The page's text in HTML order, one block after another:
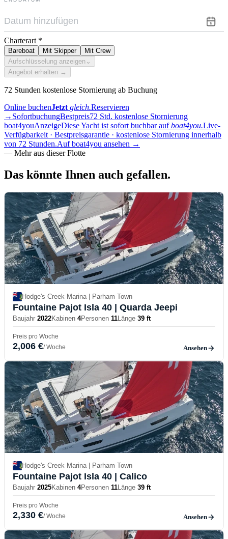
Charterart *
Bareboat Mit Skipper
Mit Crew
Aufschlüsselung anzeigen ⌄
Angebot erhalten →
72 Stunden kostenlose Stornierung ab Buchung
Online buchenJetzt gleich.Reservieren
→ SofortbuchungBestpreis72 Std. kostenlose Stornierung
boat4youAnzeigeDiese Yacht ist sofort buchbar auf boat4you.Live-
Verfügbarkeit · Bestpreisgarantie · kostenlose Stornierung innerhalb
von 72 Stunden.Auf boat4you ansehen →
— Mehr aus dieser Flotte
Das könnte Ihnen auch gefallen.
Hodge's Creek Marina | Parham Town
Fountaine Pajot Isla 40 | Quarda Jeepi
Baujahr 2022Kabinen 4Personen 11Länge 39 ft
Preis pro Woche
2,006 €/ Woche Ansehen
Hodge's Creek Marina | Parham Town
Fountaine Pajot Isla 40 | Calico
Baujahr 2025Kabinen 4Personen 11Länge 39 ft
Preis pro Woche
2,330 €/ Woche Ansehen